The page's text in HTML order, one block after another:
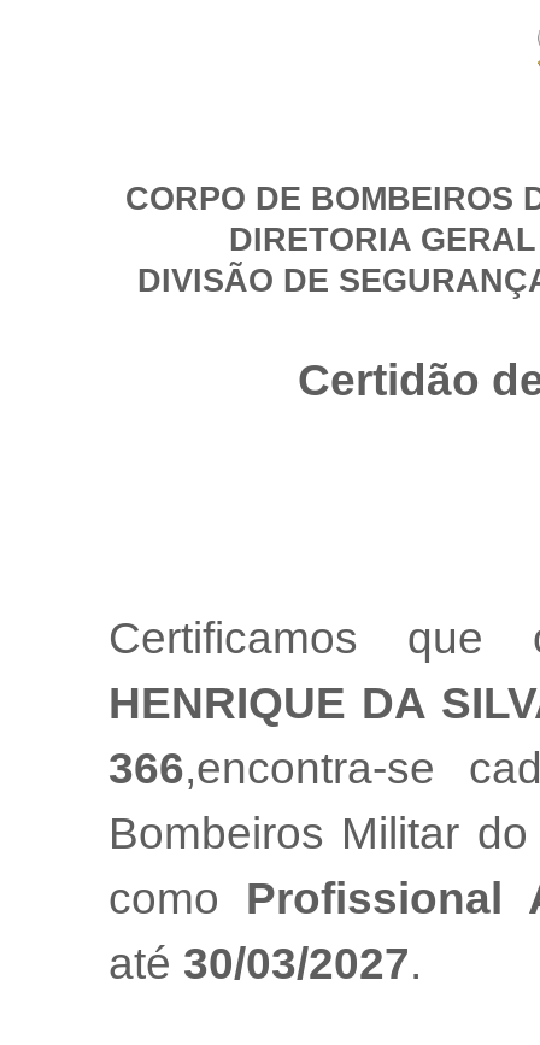
CORPO DE BOMBEIROS
DIRETORIA
DIVISÃO DE
Certidão
Certificamos
HENRIQUE DA
366,encontra-se
Bombeiros Militar
como Profissional
até 30/03/2027.